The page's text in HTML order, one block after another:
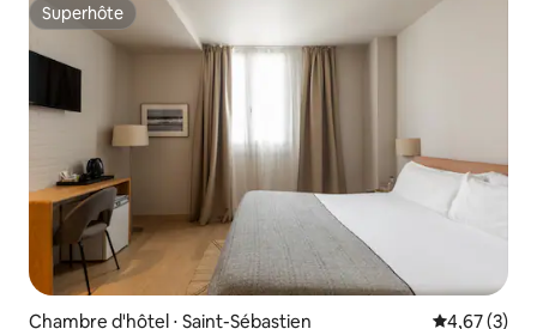
Superhôte
Superhôte
Chambre d'hôtel ⋅ Saint-Sébastien Évaluation
4,67 (3)